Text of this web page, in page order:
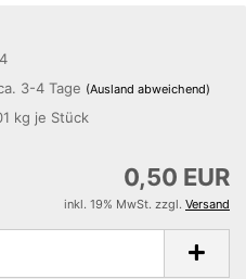
3-4 Tage (Ausland abweichend)
kg je Stück
0,50 EUR
inkl. 19% MwSt. zzgl. Versand